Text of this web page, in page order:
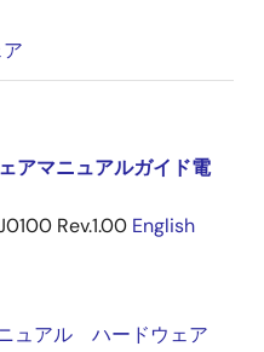
アマニュアルガイド電
Rev.1.00 English
ュアル ハードウェア